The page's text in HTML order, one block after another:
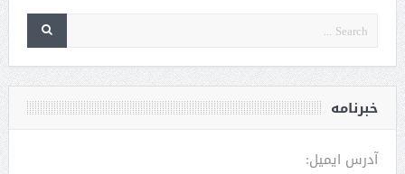
خبرنامه
آدرس ایمیل: